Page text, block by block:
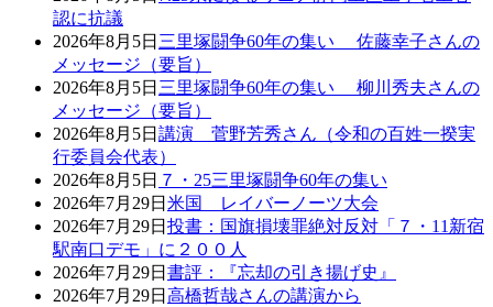
認に抗議
2026年8月5日 三里塚闘争60年の集い 佐藤幸子さんの
メッセージ（要旨）
2026年8月5日 三里塚闘争60年の集い 柳川秀夫さんの
メッセージ（要旨）
2026年8月5日 講演 菅野芳秀さん（令和の百姓一揆実
行委員会代表）
2026年8月5日 ７・25三里塚闘争60年の集い
2026年7月29日 米国 レイバーノーツ大会
2026年7月29日 投書：国旗損壊罪絶対反対「７・11新宿
駅南口デモ」に２００人
2026年7月29日 書評：『忘却の引き揚げ史』
2026年7月29日 高橋哲哉さんの講演から